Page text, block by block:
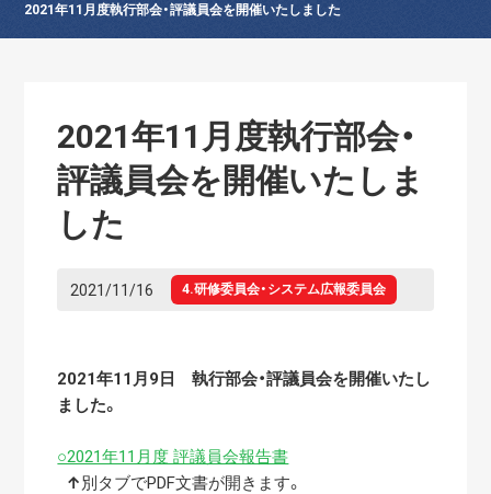
2021年11月度執行部会・評議員会を開催いたしました
2021年11月度執行部会・
評議員会を開催いたしま
した
2021/11/16 4.研修委員会・システム広報委員会
2021年11 月9 日 執行部会・評議員会を開催いたし
ました。
○2021年11月度 評議員会報告書
↑別タブでPDF文書が開きます。